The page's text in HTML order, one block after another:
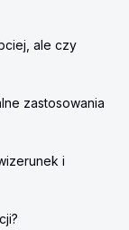
ale czy
zastosowania
i